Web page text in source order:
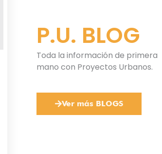
P.U. BLOG
Toda la información de primera
mano con Proyectos Urbanos.
Ver más BLOGS